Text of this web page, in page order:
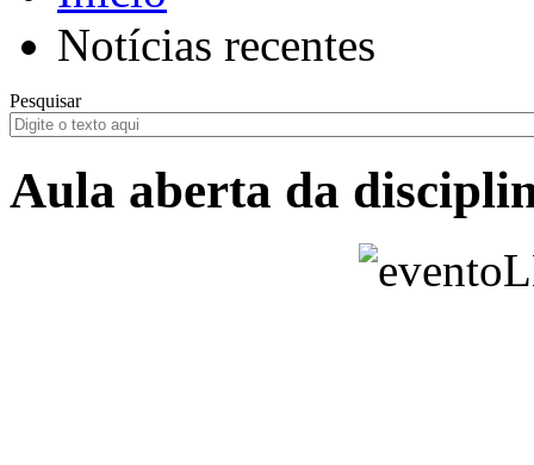
Notícias recentes
Pesquisar
Aula aberta da